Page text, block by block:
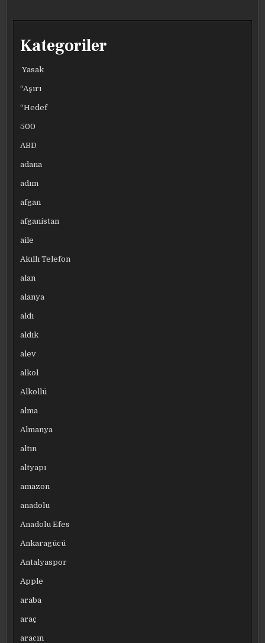
DEPLASMANINDADEPLASMANINDA DEPLASMANINDADEPLASMANINDA
Kategoriler
Yasak
“Aşırı
“Hedef
500
ABD
adana
adım
afgan
afganistan
aile
Akıllı Telefon
alan
alanya
aldı
aldık
alev
alkol
Alkollü
alma
Almanya
altın
altyapı
amazon
anadolu
Anadolu Efes
Ankaragücü
Antalyaspor
Apple
araba
araç
aracın